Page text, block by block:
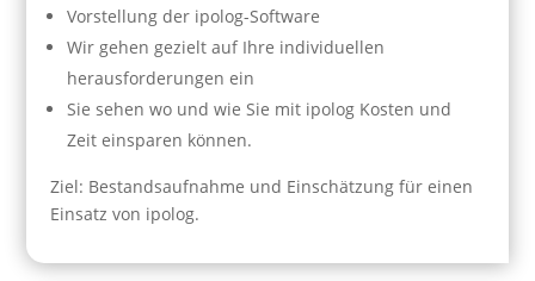
Vorstellung der ipolog-Software
Wir gehen gezielt auf Ihre individuellen
herausforderungen ein
Sie sehen wo und wie Sie mit ipolog Kosten und
Zeit einsparen können.
Ziel: Bestandsaufnahme und Einschätzung für einen
Einsatz von ipolog.